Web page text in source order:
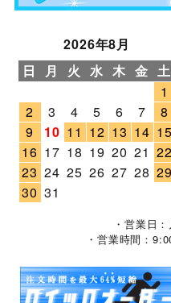
2026年8月
日
月 火 水 木 金 土
1
2
3 4 5 6 7
8
9
10 11 12 13 14 15
16 17 18 19 20 21 22
23 24 25 26 27 28 29
30 31
・営業日
・営業時間：